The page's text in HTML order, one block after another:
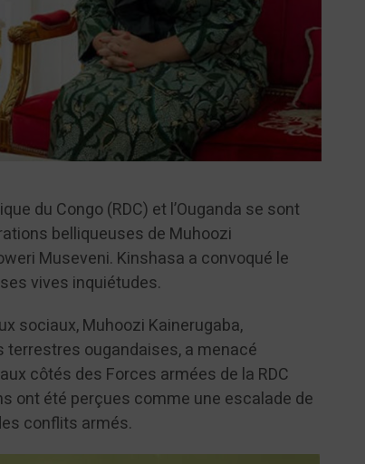
du Congo (RDC) et l’Ouganda se sont
belliqueuses de Muhoozi
Museveni. Kinshasa a convoqué le
vives inquiétudes.
sociaux, Muhoozi Kainerugaba,
ougandaises, a menacé
côtés des Forces armées de la RDC
ont été perçues comme une escalade de
conflits armés.